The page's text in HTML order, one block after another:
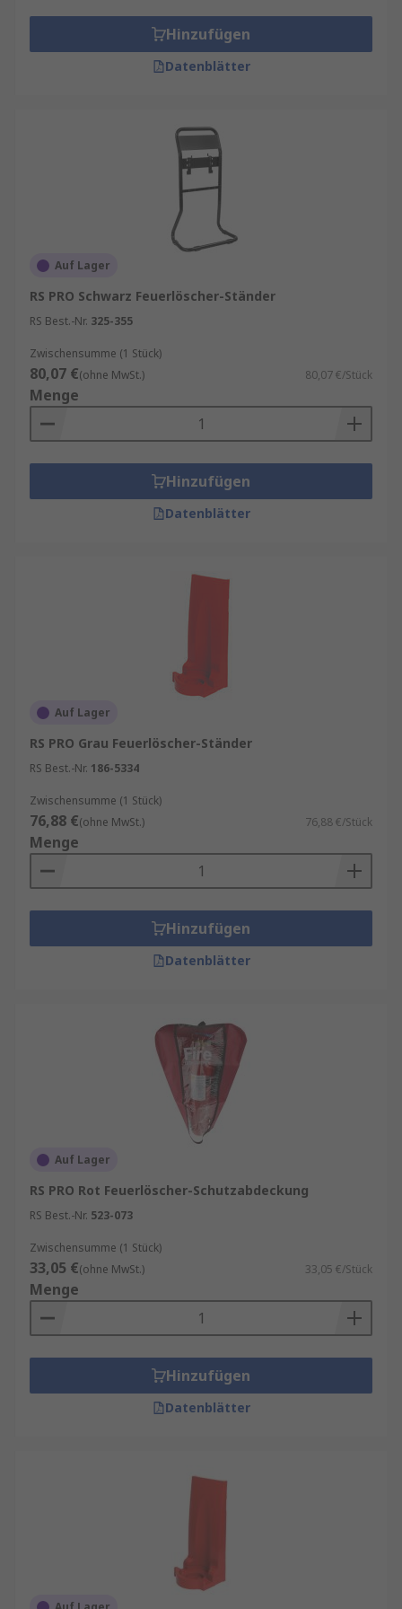
zeigen die Position des
Feuerlöschers an.
schützen die Feuerlöscher vor Manipulation oder
Beschädigung, und die Feuerlöscher-
Abdeckungen schützen vor Verschmutzung und
Hinzufügen
Datenblätter
Auf Lager
RS PRO Schwarz Feuerlöscher-Ständer
RS Best.-Nr. 325-355
Zwischensumme (1 Stück)
80,07 €(ohne MwSt.) 80,07 €/Stück
Menge
Hinzufügen
Datenblätter
Auf Lager
RS PRO Grau Feuerlöscher-Ständer
RS Best.-Nr. 186-5334
Zwischensumme (1 Stück)
76,88 €(ohne MwSt.) 76,88 €/Stück
Menge
Hinzufügen
Datenblätter
Auf Lager
RS PRO Rot Feuerlöscher-Schutzabdeckung
RS Best.-Nr. 523-073
Zwischensumme (1 Stück)
33,05 €(ohne MwSt.) 33,05 €/Stück
Menge
Hinzufügen
Datenblätter